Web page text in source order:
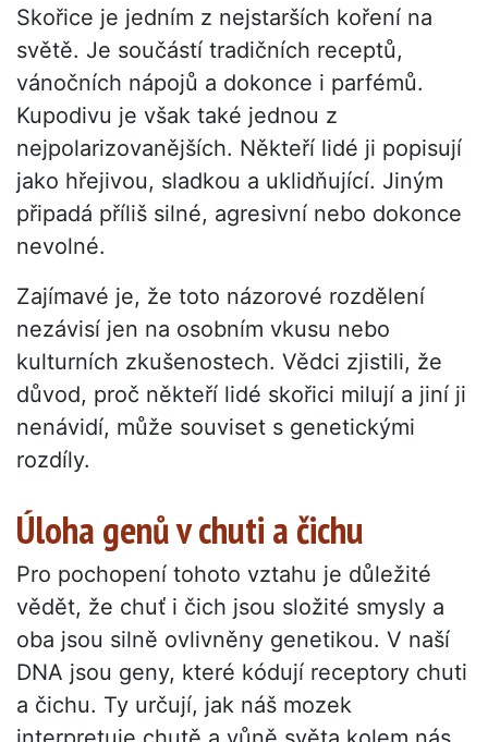
Skořice je jedním z nejstarších koření na
světě. Je součástí tradičních receptů,
vánočních nápojů a dokonce i parfémů.
Kupodivu je však také jednou z
nejpolarizovanějších. Někteří lidé ji popisují
jako hřejivou, sladkou a uklidňující. Jiným
připadá příliš silné, agresivní nebo dokonce
nevolné.
Zajímavé je, že toto názorové rozdělení
nezávisí jen na osobním vkusu nebo
kulturních zkušenostech. Vědci zjistili, že
důvod, proč někteří lidé skořici milují a jiní ji
nenávidí, může souviset s genetickými
rozdíly.
Úloha genů v chuti a čichu
Pro pochopení tohoto vztahu je důležité
vědět, že chuť i čich jsou složité smysly a
oba jsou silně ovlivněny genetikou. V naší
DNA jsou geny, které kódují receptory chuti
a čichu. Ty určují, jak náš mozek